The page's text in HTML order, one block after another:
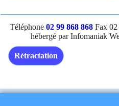
Téléphone 02 99 868 868Fax 02
hébergé par Infomaniak
Rétractation